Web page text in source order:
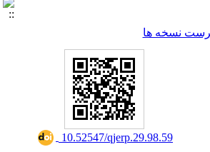
نسخه ها
‎ 10.52547/qjerp.29.98.59